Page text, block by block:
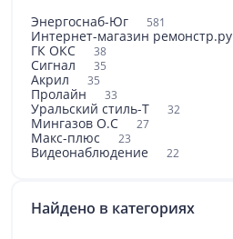
Энергоснаб-Юг 581
Интернет-магазин ремонстр.ру
ГК ОКС 38
Сигнал 35
Акрил 35
Пролайн 33
Уральский стиль-Т 32
Мингазов О.С 27
Макс-плюс 23
Видеонаблюдение 22
Найдено в категориях